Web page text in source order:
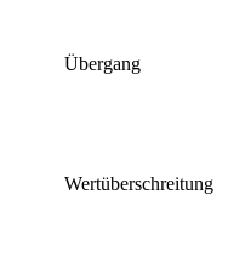
Übergang
Wertüberschreitung